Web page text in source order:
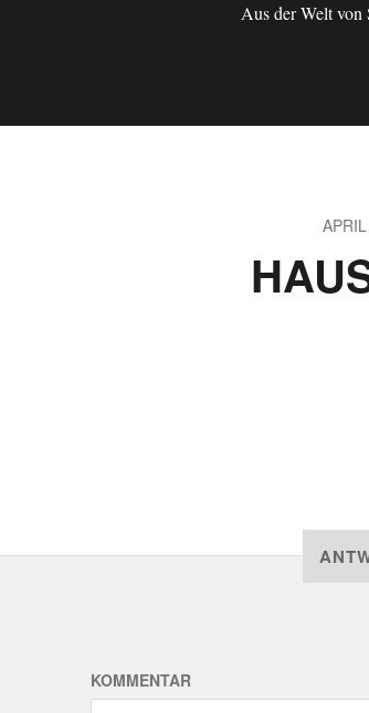
Aus der Welt von
KOMMENTAR